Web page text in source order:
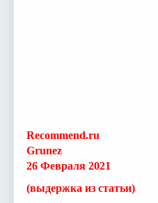
Recommend.ru
Grunez
26 Февраля 2021
(выдержка из статьи)